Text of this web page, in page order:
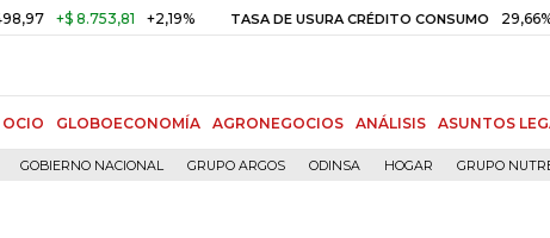
+$ 8.753,81 +2,19% TASA DE USURA CRÉDITO CONSUMO 29,66%
OCIO GLOBOECONOMÍA AGRONEGOCIOS ANÁLISIS ASUNTOS
GOBIERNO NACIONAL GRUPO ARGOS ODINSA HOGAR GRUPO